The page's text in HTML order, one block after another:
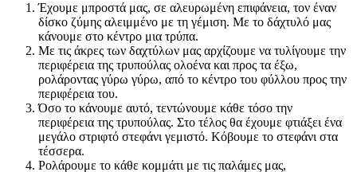
Έχουμε μπροστά μας, σε αλευρωμένη επιφάνεια, τον έναν
δίσκο ζύμης αλειμμένο με τη γέμιση. Με το δάχτυλό μας
κάνουμε στο κέντρο μια τρύπα.
Με τις άκρες των δαχτύλων μας αρχίζουμε να τυλίγουμε την
περιφέρεια της τρυπούλας ολοένα και προς τα έξω,
ρολάροντας γύρω γύρω, από το κέντρο του φύλλου προς την
περιφέρεια του.
Όσο το κάνουμε αυτό, τεντώνουμε κάθε τόσο την
περιφέρεια της τρυπούλας. Στο τέλος θα έχουμε φτιάξει ένα
μεγάλο στριφτό στεφάνι γεμιστό. Κόβουμε το στεφάνι στα
τέσσερα.
Ρολάρουμε το κάθε κομμάτι με τις παλάμες μας,